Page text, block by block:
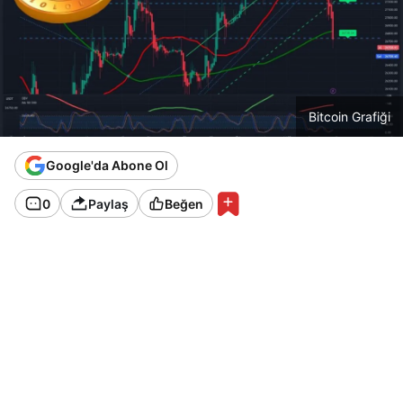
Bitcoin Grafiği
Google'da Abone Ol
0 Paylaş Beğen